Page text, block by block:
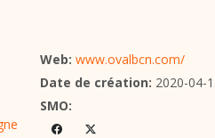
Web: www.ovalbcn.com/
Date de création: 2020-04-
SMO: